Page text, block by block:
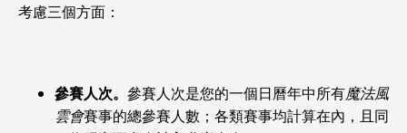
考慮三個方面：
參賽人次。 參賽人次是您的一個日曆年中所有魔法風
雲會賽事的總參賽人數；各類賽事均計算在內，且同